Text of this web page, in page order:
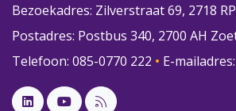
Bezoekadres: Zilverstraat 69, 2718
Postadres: Postbus 340, 2700 AH
Telefoon: 085-0770 222 • E-mailadres: